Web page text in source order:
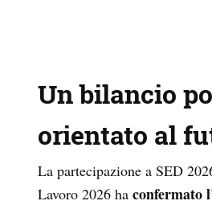
Un bilancio
orientato al
La partecipazione a SED
Lavoro 2026 ha confermato